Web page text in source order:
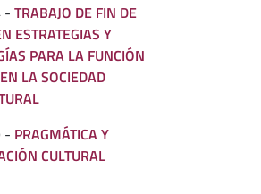
-TRABAJO DE FIN DE
ESTRATEGIAS Y
PARA LA FUNCIÓN
LA SOCIEDAD
- PRAGMÁTICA Y
CULTURAL